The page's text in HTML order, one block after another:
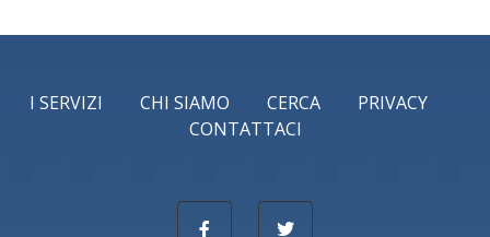
I SERVIZI CHI SIAMO CERCA
PRIVACY
CONTATTACI